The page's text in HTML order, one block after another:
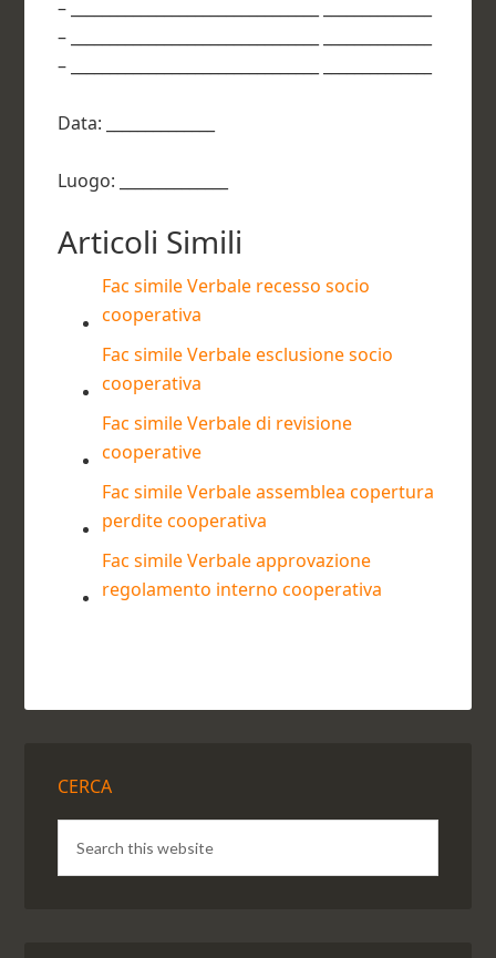
– ________________________________ ______________
– ________________________________ ______________
– ________________________________ ______________
Data: ______________
Luogo: ______________
Articoli Simili
Fac simile Verbale recesso socio
cooperativa​
Fac simile Verbale esclusione socio
cooperativa​
Fac simile Verbale di revisione
cooperative​
Fac simile Verbale assemblea copertura
perdite cooperativa​
Fac simile Verbale approvazione
regolamento interno cooperativa​
CERCA